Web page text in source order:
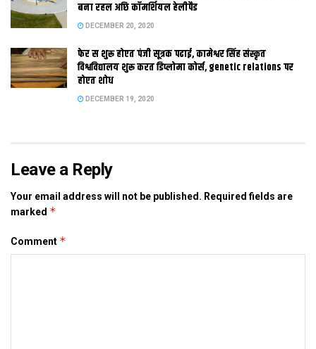
Tags: Kathmandu Raxaul
बना रहल अछि कॉमर्शियल हेलीपैड
DECEMBER 20, 2020
फेर स शुरू होएत पंजी सूत्रक पढाई, कामेश्वर सिंह संस्कृत
विश्वविद्यालय शुरू करत डिप्लोमा कोर्स, genetic relations पर
होएत शोध
DECEMBER 19, 2020
Leave a Reply
Your email address will not be published. Required fields are
marked *
Comment *